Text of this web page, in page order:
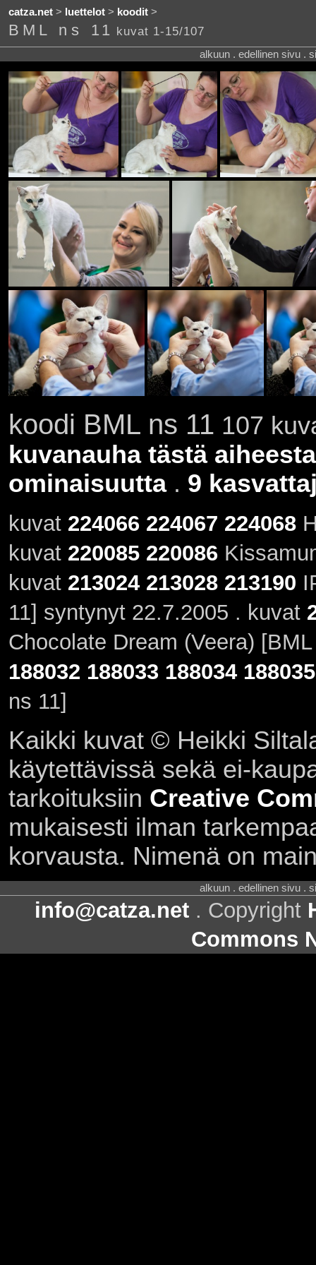
catza.net> luettelot> koodit>
BML ns 11 kuvat 1-15/107
alkuun . edellinen sivu .
koodi BML ns 11 107
kuvanauha tästä aiheesta
ominaisuutta. 9
kuvat 224066 224067 224068
kuvat 220085 220086
kuvat 213024 213028 213190
11] syntynyt 22.7.2005 . kuvat
Chocolate Dream (Veera)
188032 188033 188034 188035
ns 11]
Kaikki kuvat © Heikki
käytettävissä sekä ei-
tarkoituksiin Creative
mukaisesti ilman
korvausta. Nimenä on
alkuun . edellinen sivu .
info@catza.net . Copyright
Commons